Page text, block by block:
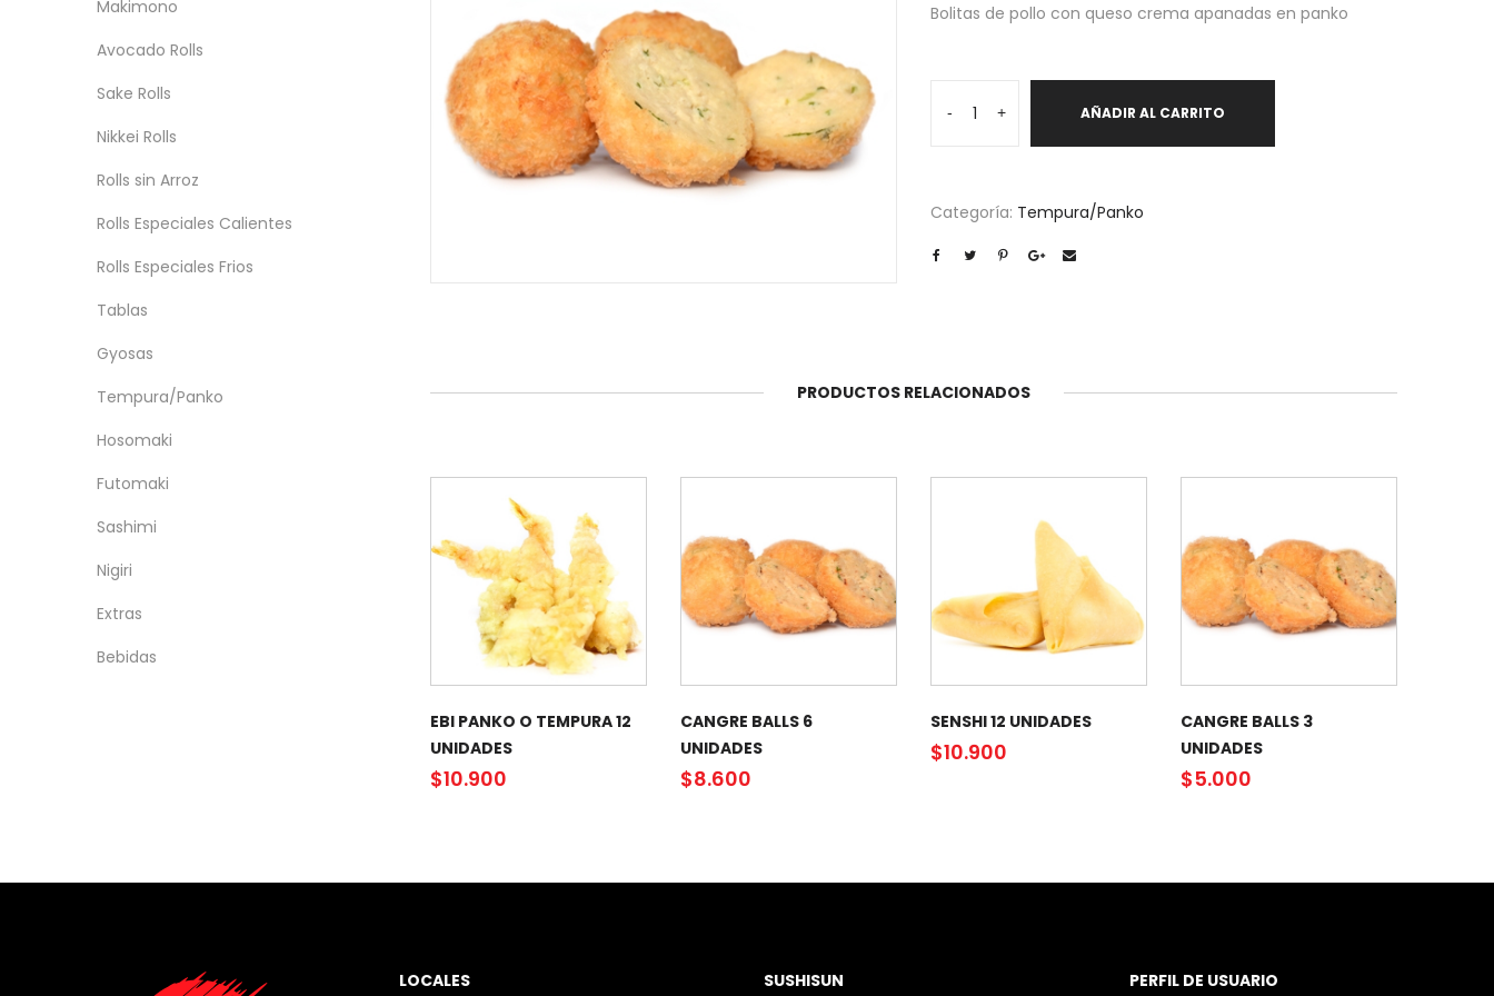
Bolitas de pollo con queso crema apanadas en panko
-
Balls
+ AÑADIR AL CARRITO
Categoría: Tempura/Panko
PRODUCTOS RELACIONADOS
EBI PANKO O TEMPURA 12
UNIDADES
$10.900
CANGRE BALLS 6
UNIDADES
$8.600
SENSHI 12 UNIDADES
$10.900
CANGRE BALLS 3
UNIDADES
$5.000
Makimono
Avocado Rolls
Sake Rolls
Nikkei Rolls
Rolls sin Arroz
Rolls Especiales Calientes
Rolls Especiales Frios
Tablas
Gyosas
Tempura/Panko
Hosomaki
Futomaki
Sashimi
Nigiri
Extras
Bebidas
LOCALES SUSHISUN PERFIL DE USUARIO